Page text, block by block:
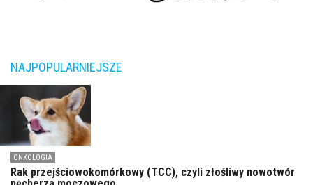
NAJPOPULARNIEJSZE
ONKOLOGIA
Rak przejściowokomórkowy (TCC), czyli złośliwy nowotwór